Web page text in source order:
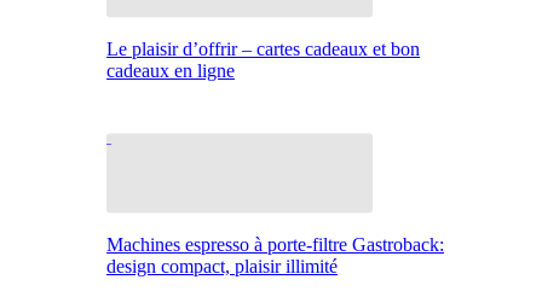
Le plaisir d’offrir – cartes cadeaux et bon
cadeaux en ligne
Machines espresso à porte-filtre Gastroback:
design compact, plaisir illimité